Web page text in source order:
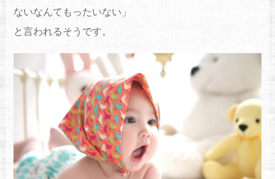
ないなんてもったいない」
と言われるそうです。